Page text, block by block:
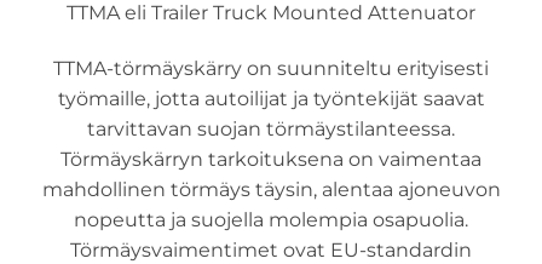
TTMA eli Trailer Truck Mounted Attenuator
TTMA-törmäyskärry on suunniteltu erityisesti
työmaille, jotta autoilijat ja työntekijät saavat
tarvittavan suojan törmäystilanteessa.
Törmäyskärryn tarkoituksena on vaimentaa
mahdollinen törmäys täysin, alentaa ajoneuvon
nopeutta ja suojella molempia osapuolia.
Törmäysvaimentimet ovat EU-standardin